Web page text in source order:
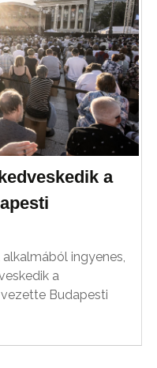
a
ingyenes,
a
Budapesti